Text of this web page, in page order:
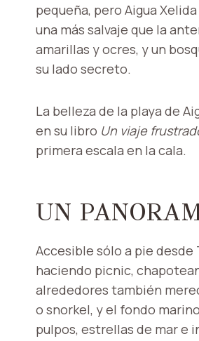
pequeña, pero Aigua
una más salvaje que la
amarillas y ocres, y un
su lado secreto.
La belleza de la playa de
en su libro Un viaje
primera escala en la cala.
UN
Accesible sólo a pie desde
haciendo picnic,
alrededores también
o snorkel, y el fondo
pulpos, estrellas de mar e